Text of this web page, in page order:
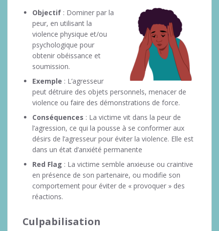
Objectif : Dominer par la
peur, en utilisant la
violence physique et/ou
psychologique pour
obtenir obéissance et
soumission.
Exemple : L’agresseur
peut détruire des objets personnels, menacer de
violence ou faire des démonstrations de force.
Conséquences : La victime vit dans la peur de
l’agression, ce qui la pousse à se conformer aux
désirs de l’agresseur pour éviter la violence. Elle est
dans un état d’anxiété permanente
Red Flag : La victime semble anxieuse ou craintive
en présence de son partenaire, ou modifie son
comportement pour éviter de « provoquer » des
réactions.
Culpabilisation